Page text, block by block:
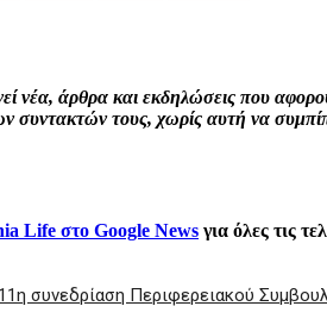
νέα, άρθρα και εκδηλώσεις που
συντακτών τους, χωρίς αυτή να
Life στο Google News για όλες τις
συνεδρίαση Περιφερειακού